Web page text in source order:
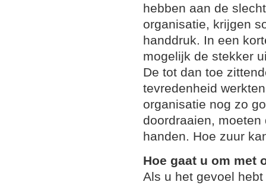
hebben aan de
organisatie, krijgen
handdruk. In een
mogelijk de stekker
De tot dan toe
tevredenheid
organisatie nog zo
doordraaien,
handen. Hoe zuur
Hoe gaat u om met
Als u het gevoel